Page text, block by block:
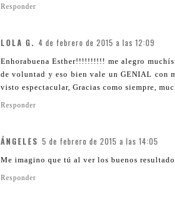
Responder
LOLA G. 4 de febrero de 2015 a las 12:09
Enhorabuena Esther!!!!!!!!!! me alegro
de voluntad y eso bien vale un GENIAL con
visto espectacular, Gracias como siempre,
Responder
ÁNGELES 5 de febrero de 2015 a las 14:05
Me imagino que tú al ver los buenos
Responder